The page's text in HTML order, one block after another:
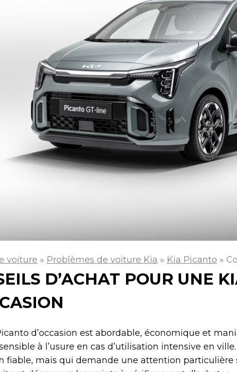
voiture » Problèmes de voiture Kia » Kia Picanto »
D’ACHAT POUR UNE
d’occasion est abordable, économique et
à l’usure en cas d’utilisation intensive en
fiable, mais qui demande une attention particulière